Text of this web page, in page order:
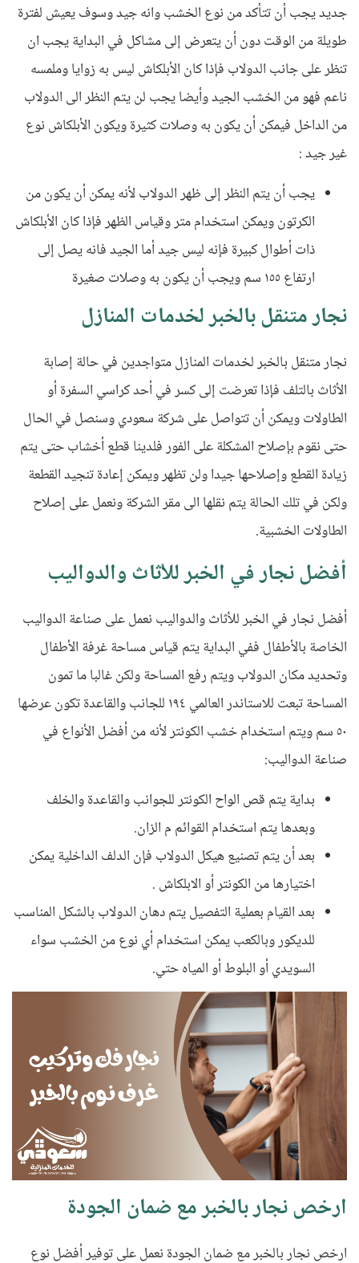
جديد يجب أن تتأكد من نوع الخشب وانه جيد وسوف يعيش لفترة
طويلة من الوقت دون أن يتعرض إلى مشاكل في البداية يجب ان
تنظر على جانب الدولاب فإذا كان الأبلكاش ليس به زوايا وملمسه
ناعم فهو من الخشب الجيد وأيضا يجب لن يتم النظر الى الدولاب
من الداخل فيمكن أن يكون به وصلات كثيرة ويكون الأبلكاش نوع
غير جيد :
يجب أن يتم النظر إلى ظهر الدولاب لأنه يمكن أن يكون من
الكرتون ويمكن استخدام متر وقياس الظهر فإذا كان الأبلكاش
ذات أطوال كبيرة فإنه ليس جيد أما الجيد فانه يصل إلى
ارتفاع ١٥٥ سم ويجب أن يكون به وصلات صغيرة
نجار متنقل بالخبر لخدمات المنازل
نجار متنقل بالخبر لخدمات المنازل متواجدين في حالة إصابة
الأثاث بالتلف فإذا تعرضت إلى كسر في أحد كراسي السفرة أو
الطاولات ويمكن أن تتواصل على شركة سعودي وسنصل في الحال
حتى نقوم بإصلاح المشكلة على الفور فلدينا قطع أخشاب حتى يتم
زيادة القطع وإصلاحها جيدا ولن تظهر ويمكن إعادة تنجيد القطعة
ولكن في تلك الحالة يتم نقلها الى مقر الشركة ونعمل على إصلاح
الطاولات الخشبية.
أفضل نجار في الخبر للأثاث والدواليب
أفضل نجار في الخبر للأثاث والدواليب نعمل على صناعة الدواليب
الخاصة بالأطفال ففي البداية يتم قياس مساحة غرفة الأطفال
وتحديد مكان الدولاب ويتم رفع المساحة ولكن غالبا ما تمون
المساحة تبعت للاستاندر العالمي ١٩٤ للجانب والقاعدة تكون عرضها
٥٠ سم ويتم استخدام خشب الكونتر لأنه من أفضل الأنواع في
صناعة الدواليب:
بداية يتم قص الواح الكونتر للجوانب والقاعدة والخلف
وبعدها يتم استخدام القوائم م الزان.
بعد أن يتم تصنيع هيكل الدولاب فإن الدلف الداخلية يمكن
اختيارها من الكونتر أو الابلكاش .
بعد القيام بعملية التفصيل يتم دهان الدولاب بالشكل المناسب
للديكور وبالكعب يمكن استخدام أي نوع من الخشب سواء
السويدي أو البلوط أو المياه حتي.
ارخص نجار بالخبر مع ضمان الجودة
ارخص نجار بالخبر مع ضمان الجودة نعمل على توفير أفضل نوع